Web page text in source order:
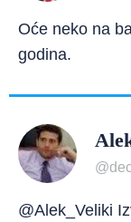
Oće neko na
godina.
@Alek_Veliki